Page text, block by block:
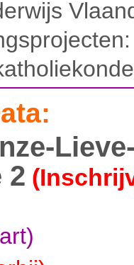
2